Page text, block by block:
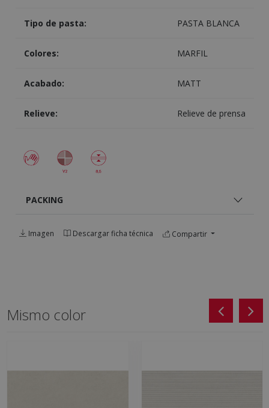
Tipo de pasta: PASTA BLANCA
Colores: MARFIL
Acabado: MATT
Relieve: Relieve de prensa
PACKING
Imagen Descargar ficha técnica Compartir
Mismo color